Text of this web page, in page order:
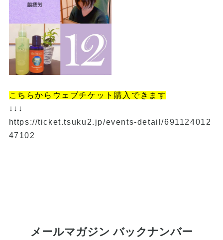
こちらからウェブチケット購入できます
↓↓↓
https://ticket.tsuku2.jp/events-detail/691124012
47102
メールマガジン バックナンバー